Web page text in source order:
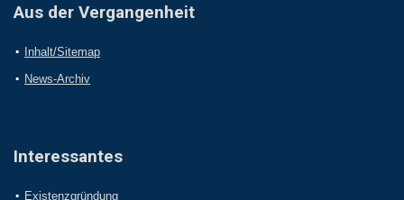
Aus der Vergangenheit
Inhalt/Sitemap
News-Archiv
Interessantes
Existenzgründung